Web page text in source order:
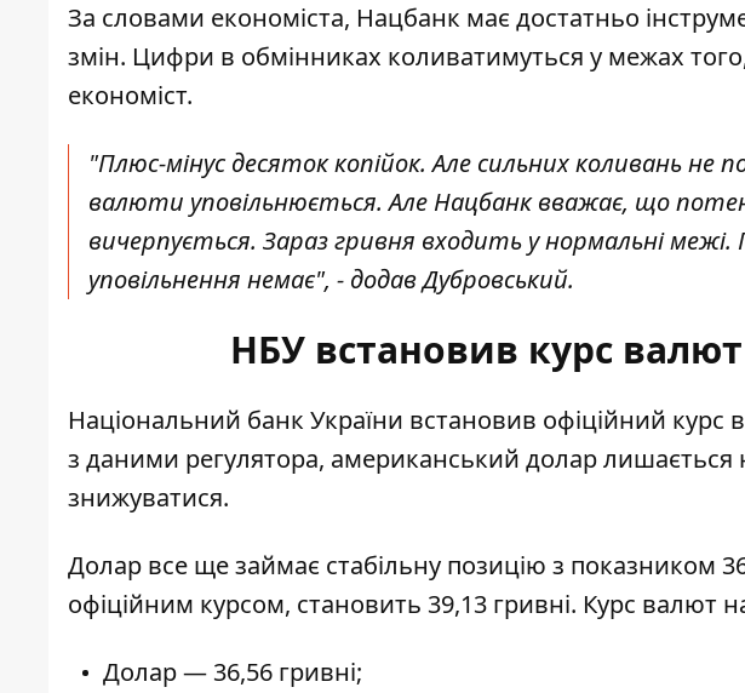
За словами економіста, Нацбанк має достатньо
змін. Цифри в обмінниках коливатимуться у межах
економіст.
"Плюс-мінус десяток копійок. Але сильних коливань не
валюти уповільнюється. Але Нацбанк вважає, що
вичерпується. Зараз гривня входить у нормальні межі.
уповільнення немає", - додав Дубровський.
НБУ встановив курс
Національний банк України встановив офіційний курс
з даними регулятора, американський долар лишається
знижуватися.
Долар все ще займає стабільну позицію з показником
офіційним курсом, становить 39,13 гривні. Курс валют
Долар — 36,56 гривні;